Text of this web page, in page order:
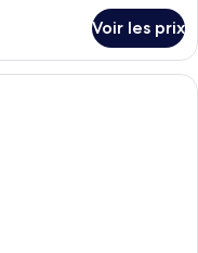
Voir les prix